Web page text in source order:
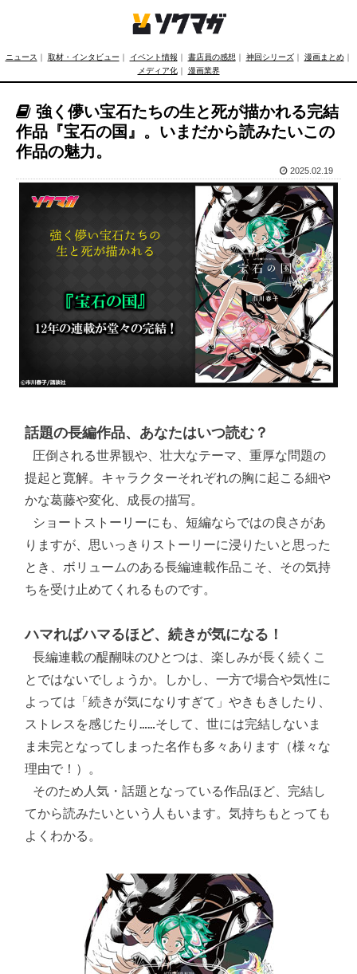
ニュース ｜ 取材・インタビュー ｜ イベント情報 ｜ 書店員の感想 ｜ 神回シリーズ｜ 漫画まとめ｜
メディア化｜ 漫画業界
強く儚い宝石たちの生と死が描かれる完結
作品『宝石の国』。いまだから読みたいこの
作品の魅力。
2025.02.19
話題の長編作品、あなたはいつ読む？
提起と寛解。キャラクターそれぞれの胸に起こる細や
かな葛藤や変化、成長の描写。
りますが、思いっきりストーリーに浸りたいと思った
とき、ボリュームのある長編連載作品こそ、その気持
ちを受け止めてくれるものです。
ハマればハマるほど、続きが気になる！
長編連載の醍醐味のひとつは、楽しみが長く続くこ
とではないでしょうか。しかし、一方で場合や気性に
よっては「続きが気になりすぎて」やきもきしたり、
ストレスを感じたり……そして、世には完結しないま
ま未完となってしまった名作も多々あります（様々な
理由で！）。
てから読みたいという人もいます。気持ちもとっても
よくわかる。